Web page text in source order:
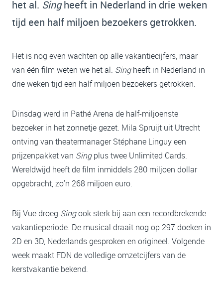
het al. Singheeft in Nederland in drie weken
tijd een half miljoen bezoekers getrokken.
Het is nog even wachten op alle vakantiecijfers, maar
van één film weten we het al. Singheeft in Nederland in
drie weken tijd een half miljoen bezoekers getrokken.
Dinsdag werd in Pathé Arena de half-miljoenste
bezoeker in het zonnetje gezet. Mila Spruijt uit Utrecht
ontving van theatermanager Stéphane Linguy een
prijzenpakket van Singplus twee Unlimited Cards.
Wereldwijd heeft de film inmiddels 280 miljoen dollar
opgebracht, zo'n 268 miljoen euro.
Bij Vue droeg Singook sterk bij aan een recordbrekende
vakantieperiode. De musical draait nog op 297 doeken in
2D en 3D, Nederlands gesproken en origineel. Volgende
week maakt FDN de volledige omzetcijfers van de
kerstvakantie bekend.